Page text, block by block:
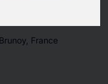
France